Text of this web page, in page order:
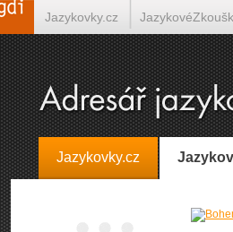
Jazykovky.cz
Jazykovky.cz
Španělština on-line Italština